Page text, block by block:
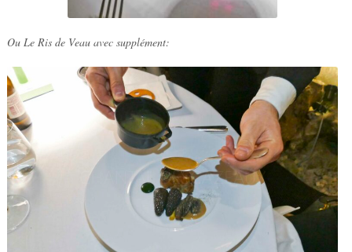
Ou Le Ris de Veau avec supplément: